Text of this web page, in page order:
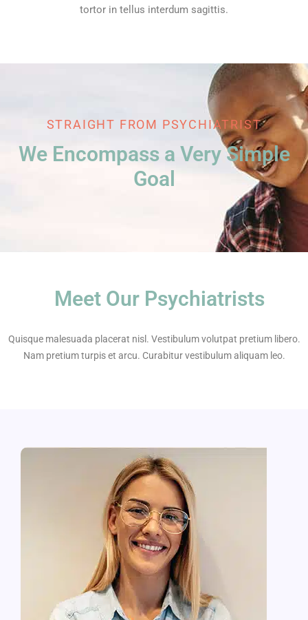
tortor in tellus interdum sagittis.
STRAIGHT FROM PSYCHIATRIST
We Encompass a Very Simple
Goal
Meet Our Psychiatrists
Quisque malesuada placerat nisl. Vestibulum volutpat pretium libero.
Nam pretium turpis et arcu. Curabitur vestibulum aliquam leo.